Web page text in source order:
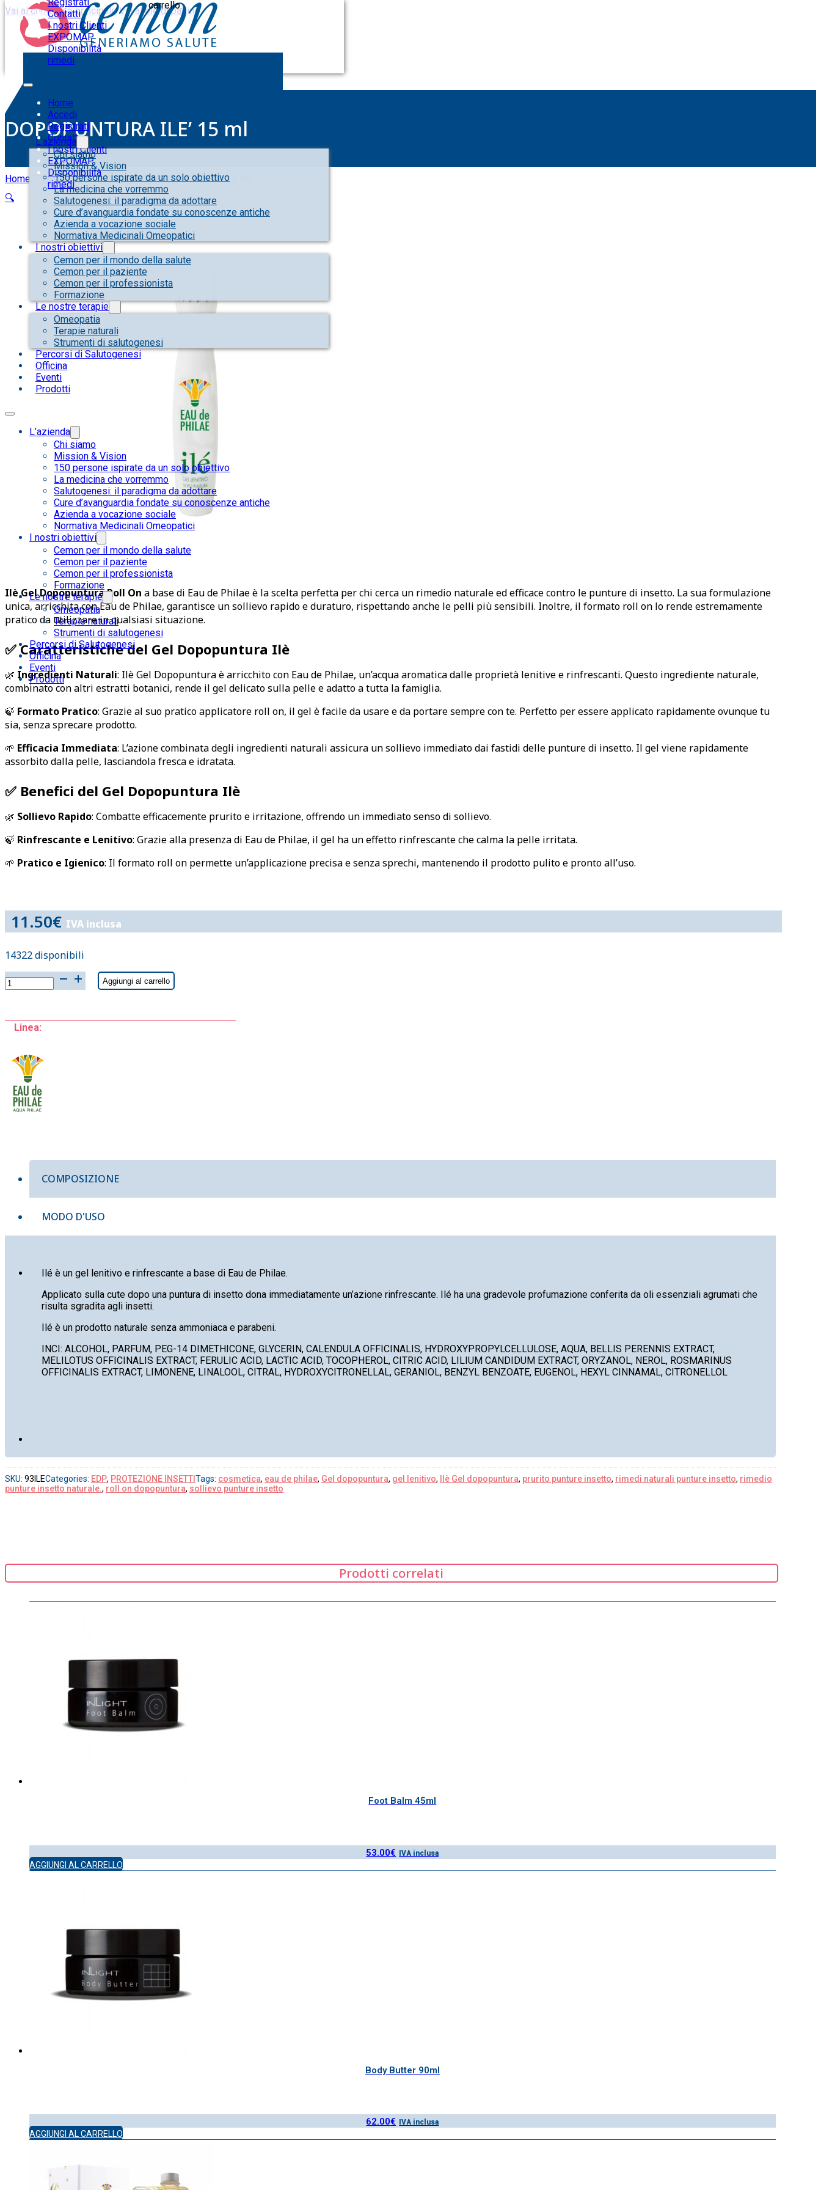
Vai al contenuto principale Vai al piè di pagina
Contatti
I nostri Clienti
EXPOMAP
Disponibilità
rimedi
Home
Accedi
Registrati
Contatti
I nostri Clienti
EXPOMAP
Disponibilità
rimedi
carrello.
L’azienda
Chi siamo
Mission & Vision
150 persone ispirate da un solo obiettivo
La medicina che vorremmo
Salutogenesi: il paradigma da adottare
Cure d’avanguardia fondate su conoscenze antiche
Azienda a vocazione sociale
Normativa Medicinali Omeopatici
I nostri obiettivi
Cemon per il mondo della salute
Cemon per il paziente
Cemon per il professionista
Formazione
Le nostre terapie
Omeopatia
Terapie naturali
Strumenti di salutogenesi
Percorsi di Salutogenesi
Officina
Eventi
Prodotti
L’azienda
Chi siamo
Mission & Vision
150 persone ispirate da un solo obiettivo
La medicina che vorremmo
Salutogenesi: il paradigma da adottare
Cure d’avanguardia fondate su conoscenze antiche
Azienda a vocazione sociale
Normativa Medicinali Omeopatici
I nostri obiettivi
Cemon per il mondo della salute
Cemon per il paziente
Cemon per il professionista
Formazione
Le nostre terapie
Omeopatia
Terapie naturali
Strumenti di salutogenesi
Percorsi di Salutogenesi
Officina
Eventi
Prodotti
DOPOPUNTURA ILE’ 15 ml
Home PROTEZIONE INSETTI/DOPOPUNTURA ILE’ 15 ml
🔍
Ilè Gel Dopopuntura Roll On a base di Eau de Philae è la scelta perfetta per chi cerca un rimedio naturale ed efficace contro le punture di insetto. La sua formulazione
unica, arricchita con Eau de Philae, garantisce un sollievo rapido e duraturo, rispettando anche le pelli più sensibili. Inoltre, il formato roll on lo rende estremamente
pratico da utilizzare in qualsiasi situazione.
✅ Caratteristiche del Gel Dopopuntura Ilè
🌿 Ingredienti Naturali: Ilè Gel Dopopuntura è arricchito con Eau de Philae, un’acqua aromatica dalle proprietà lenitive e rinfrescanti. Questo ingrediente naturale,
combinato con altri estratti botanici, rende il gel delicato sulla pelle e adatto a tutta la famiglia.
🍃 Formato Pratico: Grazie al suo pratico applicatore roll on, il gel è facile da usare e da portare sempre con te. Perfetto per essere applicato rapidamente ovunque tu
sia, senza sprecare prodotto.
🌱 Efficacia Immediata: L’azione combinata degli ingredienti naturali assicura un sollievo immediato dai fastidi delle punture di insetto. Il gel viene rapidamente
assorbito dalla pelle, lasciandola fresca e idratata.
✅ Benefici del Gel Dopopuntura Ilè
🌿 Sollievo Rapido: Combatte efficacemente prurito e irritazione, offrendo un immediato senso di sollievo.
🍃 Rinfrescante e Lenitivo: Grazie alla presenza di Eau de Philae, il gel ha un effetto rinfrescante che calma la pelle irritata.
🌱 Pratico e Igienico: Il formato roll on permette un’applicazione precisa e senza sprechi, mantenendo il prodotto pulito e pronto all’uso.
11.50€ IVA inclusa
14322 disponibili
DOPOPUNTURA
ILE'
ml
quantità
Aggiungi al carrello
Linea:
COMPOSIZIONE
MODO D'USO
Ilé è un gel lenitivo e rinfrescante a base di Eau de Philae.
Applicato sulla cute dopo una puntura di insetto dona immediatamente un’azione rinfrescante. Ilé ha una gradevole profumazione conferita da oli essenziali agrumati che
risulta sgradita agli insetti.
Ilé è un prodotto naturale senza ammoniaca e parabeni.
INCI: ALCOHOL, PARFUM, PEG-14 DIMETHICONE, GLYCERIN, CALENDULA OFFICINALIS, HYDROXYPROPYLCELLULOSE, AQUA, BELLIS PERENNIS EXTRACT,
MELILOTUS OFFICINALIS EXTRACT, FERULIC ACID, LACTIC ACID, TOCOPHEROL, CITRIC ACID, LILIUM CANDIDUM EXTRACT, ORYZANOL, NEROL, ROSMARINUS
OFFICINALIS EXTRACT, LIMONENE, LINALOOL, CITRAL, HYDROXYCITRONELLAL, GERANIOL, BENZYL BENZOATE, EUGENOL, HEXYL CINNAMAL, CITRONELLOL
SKU: 93ILECategories: EDP, PROTEZIONE INSETTI Tags: cosmetica, eau de philae, Gel dopopuntura, gel lenitivo, Ilè Gel dopopuntura, prurito punture insetto, rimedi naturali punture insetto, rimedio
punture insetto naturale., roll on dopopuntura, sollievo punture insetto
Prodotti correlati
Foot Balm 45ml
53.00€ IVA inclusa
AGGIUNGI AL CARRELLO
Body Butter 90ml
62.00€ IVA inclusa
AGGIUNGI AL CARRELLO